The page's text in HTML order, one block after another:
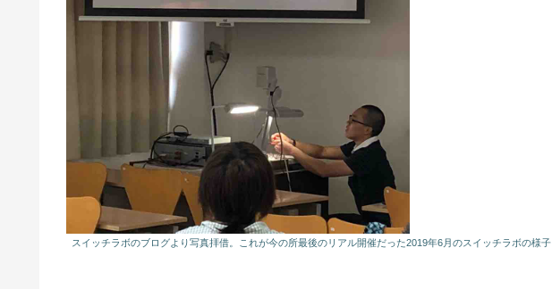
スイッチラボのブログより写真拝借。これが今の所最後のリアル開催だった2019年6月のスイッチラボの様子